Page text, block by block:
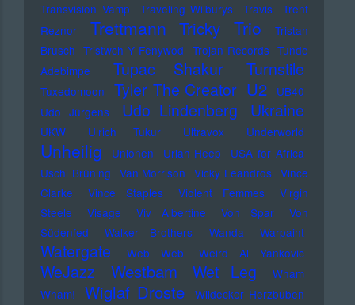
Transvision Vamp
Traveling Wilburys Travis
Trent
Reznor
Trettmann Tricky Trio
Tristan
Brusch Tristwch Y Fenywod Trojan Records Tunde
Adebimpe
Tupac Shakur Turnstile
Tuxedomoon Tyler The Creator U2
UB40
Udo Jürgens
Udo Lindenberg Ukraine
UKW Ulrich Tukur Ultravox Underworld
Unheilig Unionen Uriah Heep
USA for Africa
Uschi Brüning Van Morrison Vicky Leandros Vince
Clarke
Vince Staples Violent Femmes
Virgin
Steele
Visage Viv Albertine Von Spar
Von
Südenfed
Walker Brothers Wanda Warpaint
Watergate Web Web Weird Al Yankovic
WeJazz Westbam Wet Leg
Wham
Wham!
Wiglaf Droste
Wildecker Herzbuben